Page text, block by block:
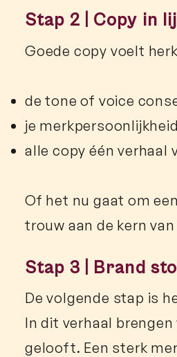
Stap 2 | Copy in
Goede copy voelt
de tone of voice
je
alle copy één verhaal
Of het nu gaat om
trouw aan de kern
Stap 3 | Brand
De volgende stap is
In dit verhaal
gelooft. Een sterk